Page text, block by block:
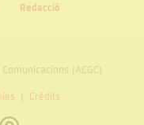
Redacció
(ACGC)
Crèdits